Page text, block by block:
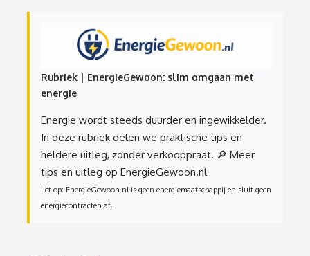
Rubriek | EnergieGewoon: slim omgaan met
energie
Energie wordt steeds duurder en ingewikkelder.
In deze rubriek delen we praktische tips en
heldere uitleg, zonder verkooppraat. 🔎 Meer
tips en uitleg op EnergieGewoon.nl
Let op: EnergieGewoon.nl is geen energiemaatschappij en sluit geen
energiecontracten af.